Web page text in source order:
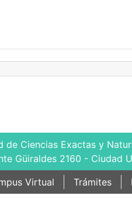
de Ciencias Exactas y
Güiraldes 2160 - Ciudad
Virtual Trámites